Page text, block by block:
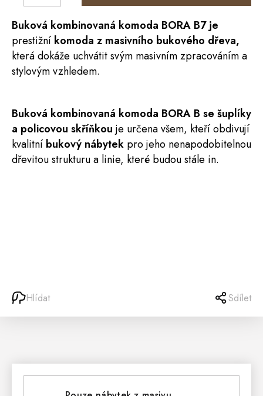
Buková kombinovaná komoda BORA B7 je
prestižní komoda z masivního bukového dřeva,
která dokáže uchvátit svým masivním zpracováním a
stylovým vzhledem.
Buková kombinovaná komoda BORA B se šuplíky
a policovou skříňkou je určena všem, kteří obdivují
kvalitní bukový nábytek pro jeho nenapodobitelnou
dřevitou strukturu a linie, které budou stále in.
Hlídat Sdílet